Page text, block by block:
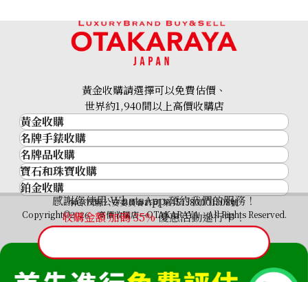
22K gold (K22) necklace
3.2g
參考回收價
HKD 4,056.32
感謝您使用 WhatsApp 預約我們的服務！
收購金額 加碼35%優惠活動進行中！
黃金收購請選擇可以免費估價、
世界約1,940間以上高價收購店
黃金收購
黃金･金條
金條
金幣及銀幣
過去十年黃金價格
金飾
金戒指
金頸鍊
名牌手錶收購
名牌手錶收購
勞力士 (Rolex)
Patek Philippe
Audemars Piguet
Vacheron Constantin
A. Lange & Söhne
Breguet
名牌品收購
名牌品收購
HERMES
LOUIS VUITTON
CHANEL
卡地亞（Cartier）
CELINE
FENDI
寶石和珠寶收購
寶石和珠寶
祖母綠
藍寶石
紅寶石
鉑金收購
神奈川縣公安委員會許可 第451380001308號
Copyright©2026 高價收購店—OTAKARAYA All Rights Reserved.